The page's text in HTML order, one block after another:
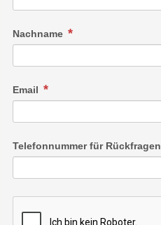
Nachname
Email
Telefonnummer für Rückfragen